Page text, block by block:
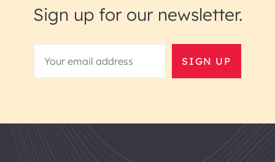
Sign up for our newsletter.
SIGN UP